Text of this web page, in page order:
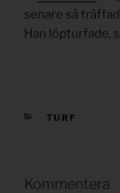
senare så
Han löpturfade,
KATEGORIER
TURF
Kommentera